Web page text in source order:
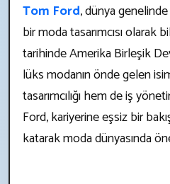
Tom Ford, dünya
bir moda tasarımcısı olarak
tarihinde Amerika Birleşik
lüks modanın önde gelen
tasarımcılığı hem de iş
Ford, kariyerine eşsiz bir
katarak moda dünyasında